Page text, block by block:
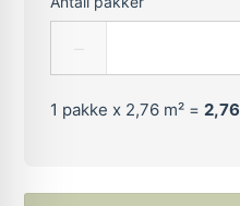
1 pakke x 2,76 m² =2,76